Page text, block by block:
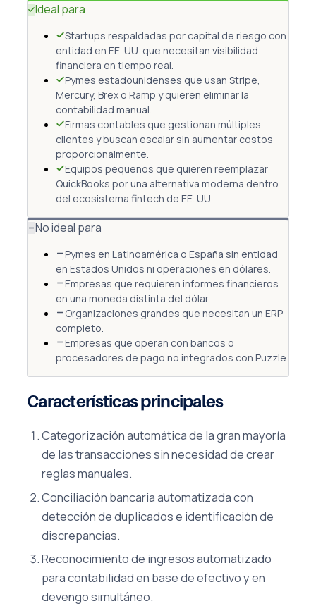
Ideal para
Startups respaldadas por capital de riesgo con
entidad en EE. UU. que necesitan visibilidad
financiera en tiempo real.
Pymes estadounidenses que usan Stripe,
Mercury, Brex o Ramp y quieren eliminar la
contabilidad manual.
Firmas contables que gestionan múltiples
clientes y buscan escalar sin aumentar costos
proporcionalmente.
Equipos pequeños que quieren reemplazar
QuickBooks por una alternativa moderna dentro
del ecosistema fintech de EE. UU.
No ideal para
Pymes en Latinoamérica o España sin entidad
en Estados Unidos ni operaciones en dólares.
Empresas que requieren informes financieros
en una moneda distinta del dólar.
Organizaciones grandes que necesitan un ERP
completo.
Empresas que operan con bancos o
procesadores de pago no integrados con Puzzle.
Características principales
Categorización automática de la gran mayoría
de las transacciones sin necesidad de crear
reglas manuales.
Conciliación bancaria automatizada con
detección de duplicados e identificación de
discrepancias.
Reconocimiento de ingresos automatizado
para contabilidad en base de efectivo y en
devengo simultáneo.